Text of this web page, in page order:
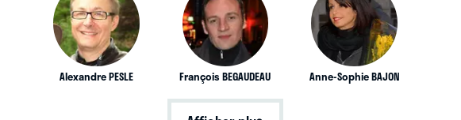
Alexandre PESLE François BEGAUDEAU Anne-Sophie BAJON